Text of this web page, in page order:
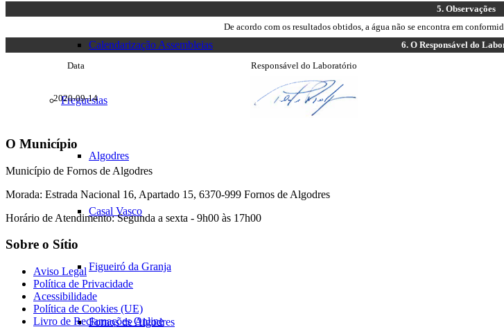
Calendarização Assembleias
Freguesias
Algodres
Casal Vasco
Figueiró da Granja
Fornos de Algodres
5.Observações
De acordo com os resultados obtidos, a água não se encontra em
6.O Responsável do
Laboratório
Data Responsável do Laboratório
2020-09-14
O Município
Município de Fornos de Algodres
Morada: Estrada Nacional 16, Apartado 15, 6370-999 Fornos de Algodres
Horário de Atendimento: Segunda a sexta - 9h00 às 17h00
Sobre o Sítio
Aviso Legal
Política de Privacidade
Acessibilidade
Política de Cookies (UE)
Livro de Reclamações Online